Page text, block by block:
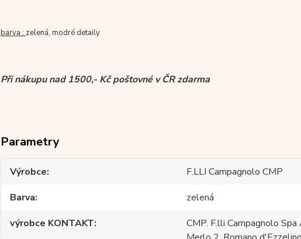
barva : zelená, modré detaily
Při nákupu nad 1500,- Kč poštovné v ČR zdarma
Parametry
Výrobce
F.LLI Campagnolo CMP
Barva
zelená
výrobce KONTAKT
CMP. F.lli Campagnolo